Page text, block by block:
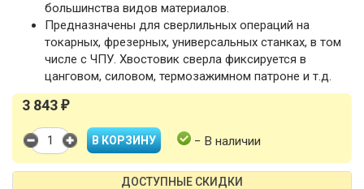
большинства видов материалов.
Предназначены для сверлильных операций на
токарных, фрезерных, универсальных станках, в том
числе с ЧПУ. Хвостовик сверла фиксируется в
цанговом, силовом, термозажимном патроне и т.д.
3 843 ₽
− В наличии
ДОСТУПНЫЕ СКИДКИ